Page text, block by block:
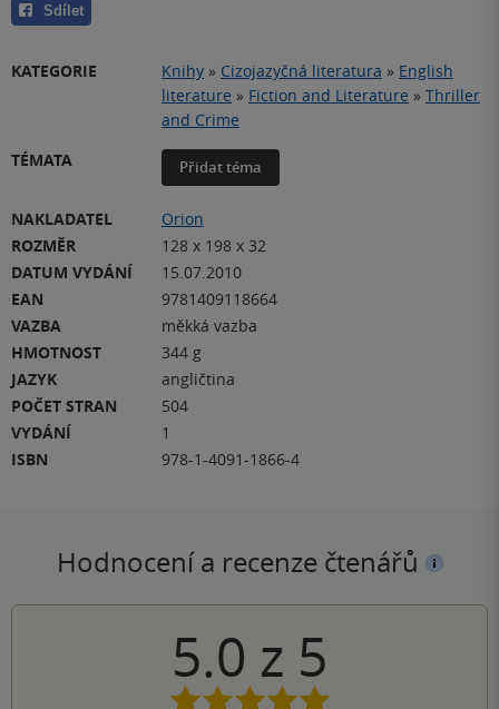
Sdílet
KATEGORIE Knihy » Cizojazyčná literatura » English
literature » Fiction and Literature » Thriller
and Crime
TÉMATA
Přidat téma
NAKLADATEL
Orion
ROZMĚR
128 x 198 x 32
DATUM VYDÁNÍ
15.07.2010
EAN
9781409118664
VAZBA
měkká vazba
HMOTNOST
344 g
JAZYK
angličtina
POČET STRAN
504
VYDÁNÍ
1
ISBN
978-1-4091-1866-4
Hodnocení a recenze čtenářů
5.0 z 5